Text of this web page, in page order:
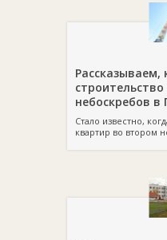
Рассказываем,
небоскребов в
Стало известно,
квартир во втором